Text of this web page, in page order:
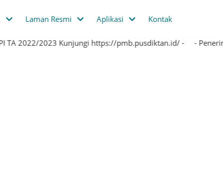
Laman Resmi Aplikasi Kontak
- Penerimaan Mahasiswa Baru Polbangtan/PEPI TA 2022/2023 Kunjungi https://pmb.pusdiktan.id/ -